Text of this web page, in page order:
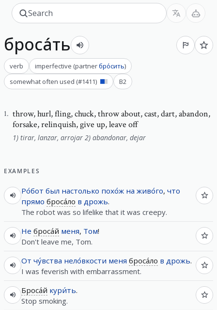
броса́ть
verb imperfective (partnerбро́сить)
somewhat often used (#1411) B2
1. throw,hurl, fling, chuck, throw about, cast, dart, abandon,
forsake, relinquish, give up, leave off
1) tirar, lanzar, arrojar 2) abandonar, dejar
EXAMPLES
Ро́бот был настолько похо́ж на живо́го, что
прямо броса́ло в дрожь.
The robot was so lifelike that it was creepy.
Не броса́й меня, Том!
Don't leave me, Tom.
От чу́вства нело́вкости меня броса́ло в дрожь.
I was feverish with embarrassment.
Броса́й кури́ть.
Stop smoking.